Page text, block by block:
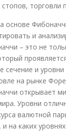
стопов,
основе
и
– это не
сечение и
на рынке
открывает
Уровни
валютной
на каких